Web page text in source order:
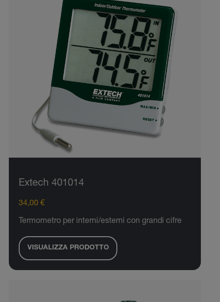
Extech 401014
34,00 €
Termometro per interni/esterni con grandi cifre
VISUALIZZA PRODOTTO